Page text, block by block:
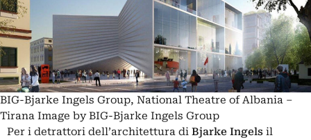
BIG-Bjarke Ingels Group, National Theatre of Albania –
Tirana Image by BIG-Bjarke Ingels Group
Per i detrattori dell’architettura di Bjarke Ingels il